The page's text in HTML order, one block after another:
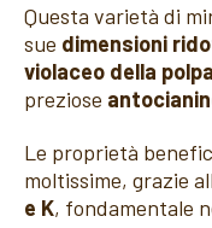
Questa varietà di
sue dimensioni
violaceo della polpa
preziose
Le proprietà
moltissime, grazie
e K, fondamentale